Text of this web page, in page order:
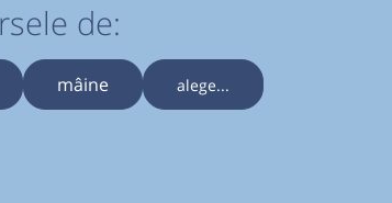
de:
mâine alege...